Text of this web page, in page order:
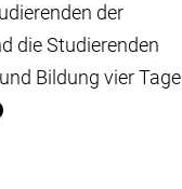
der
die Studierenden
Bildung vier Tage